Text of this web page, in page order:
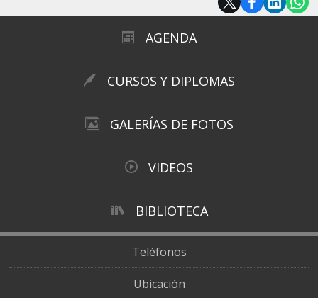
AGENDA
CURSOS Y DIPLOMAS
GALERÍAS DE FOTOS
VIDEOS
BIBLIOTECA
Teléfonos
Ubicación